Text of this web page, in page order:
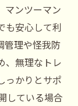
マンツーマン
も安心して利
管理や怪我防
、無理なトレ
っかりとサポ
している場合